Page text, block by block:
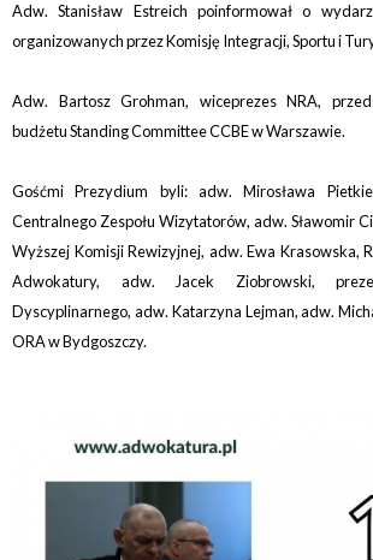
Adw. Stanisław Estreich poinformował o
organizowanych przez Komisję Integracji, Sportu i
Adw. Bartosz Grohman, wiceprezes NRA,
budżetu Standing Committee CCBE w Warszawie.
Gośćmi Prezydium byli: adw. Mirosława
Centralnego Zespołu Wizytatorów, adw. Sławomir
Wyższej Komisji Rewizyjnej, adw. Ewa Krasowska,
Adwokatury, adw. Jacek Ziobrowski,
Dyscyplinarnego, adw. Katarzyna Lejman, adw.
ORA w Bydgoszczy.